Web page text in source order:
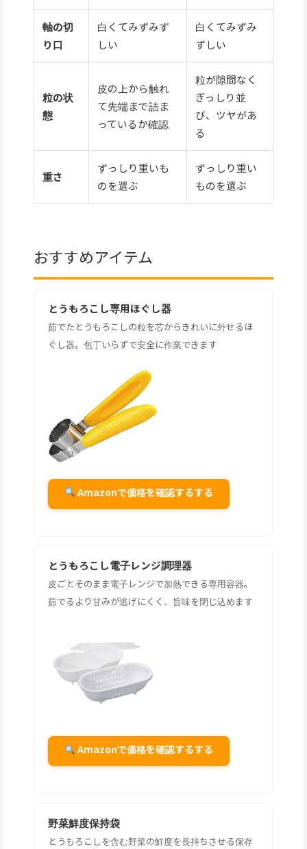
軸の切
り口
白くてみずみず
しい
白くてみずみ
ずしい
粒の状
態
皮の上から触れ
て先端まで詰ま
っているか確認
粒が隙間なく
ぎっしり並
び、ツヤがあ
る
重さ
ずっしり重いも
のを選ぶ
ずっしり重い
ものを選ぶ
おすすめアイテム
とうもろこし専用ほぐし器
茹でたとうもろこしの粒を芯からきれいに外せるほ
ぐし器。包丁いらずで安全に作業できます
Amazonで価格を確認するする
とうもろこし電子レンジ調理器
皮ごとそのまま電子レンジで加熱できる専用容器。
茹でるより甘みが逃げにくく、旨味を閉じ込めます
Amazonで価格を確認するする
野菜鮮度保持袋
とうもろこしを含む野菜の鮮度を長持ちさせる保存